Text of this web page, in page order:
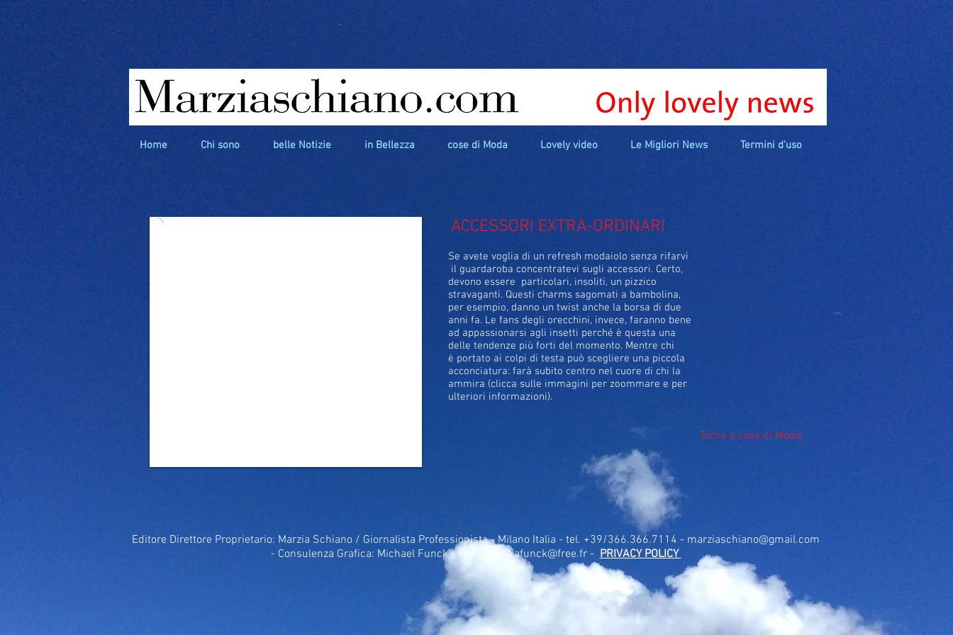
Home Chi sono belle Notizie in Bellezza cose di Moda Lovely video Le Migliori News Termini d'uso
ACCESSORI EXTRA-ORDINARI
Se avete voglia di un refresh modaiolo senza rifarvi
il guardaroba concentratevi sugli accessori. Certo,
devono essere particolari, insoliti, un pizzico
stravaganti. Questi charms sagomati a bambolina,
per esempio, danno un twist anche la borsa di due
anni fa. Le fans degli orecchini, invece, faranno bene
ad appassionarsi agli insetti perché è questa una
delle tendenze più forti del momento. Mentre chi
è portato ai colpi di testa può scegliere una piccola
acconciatura: farà subito centro nel cuore di chi la
ammira (clicca sulle immagini per zoommare e per
ulteriori informazioni).
Torna a cose di Moda
Editore Direttore Proprietario: Marzia Schiano / Giornalista Professionista - Milano Italia - tel. +39/366.366.7114 - marziaschiano@gmail.com
- Consulenza Grafica: Michael Funck - Parigi -
mikafunck@free.fr-PRIVACY POLICY